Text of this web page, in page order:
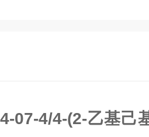
07-4/4-(2-乙基己